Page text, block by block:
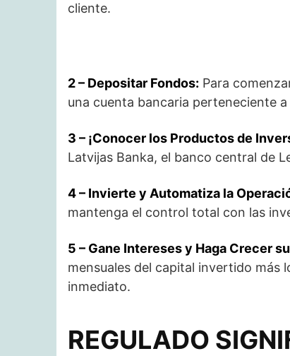
cliente.
2 – Depositar Fondos: Para
una cuenta bancaria perteneciente
3 – ¡Conocer los Productos de
Latvijas Banka, el banco central de
4 – Invierte y Automatiza la
mantenga el control total con las
5 – Gane Intereses y Haga Crecer
mensuales del capital invertido más
inmediato.
REGULADO